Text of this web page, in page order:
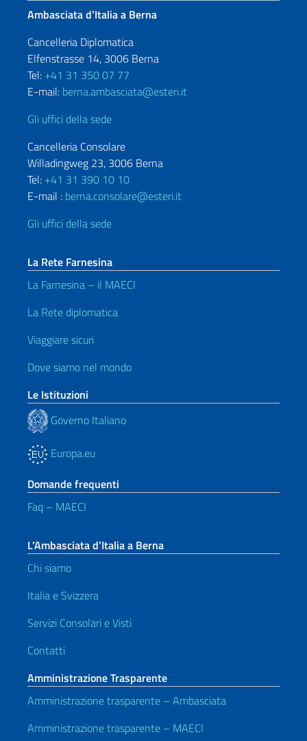
Ambasciata d’Italia a Berna
Cancelleria Diplomatica
Elfenstrasse 14, 3006 Berna
Tel: +41 31 350 07 77
E-mail: berna.ambasciata@esteri.it
Gli uffici della sede
Cancelleria Consolare
Willadingweg 23, 3006 Berna
Tel: +41 31 390 10 10
E-mail : berna.consolare@esteri.it
Gli uffici della sede
La Rete Farnesina
La Farnesina – il MAECI
La Rete diplomatica
Viaggiare sicuri
Dove siamo nel mondo
Le Istituzioni
Governo Italiano
Europa.eu
Domande frequenti
Faq – MAECI
L’Ambasciata d’Italia a Berna
Chi siamo
Italia e Svizzera
Servizi Consolari e Visti
Contatti
Amministrazione Trasparente
Amministrazione trasparente – Ambasciata
Amministrazione trasparente – MAECI